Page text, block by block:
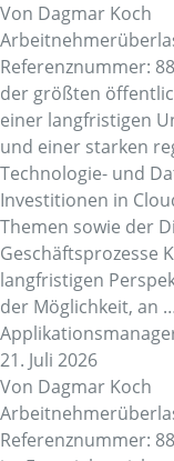
Von Dagmar Koch
Referenznummer:
der größten
einer langfristigen
und einer starken
Technologie- und
Investitionen in
Themen sowie der
Geschäftsprozesse
langfristigen
der Möglichkeit, an
21. Juli 2026
Von Dagmar Koch
Referenznummer: